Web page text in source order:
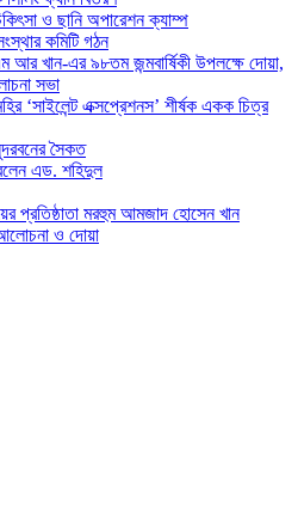
ও ছানি অপারেশন ক্যাম্প
কমিটি গঠন
খান-এর ৯৮তম জন্মবার্ষিকী উপলক্ষে দোয়া,
সভা
‘সাইলেন্ট এক্সপ্রেশনস’ শীর্ষক একক চিত্র
সৈকত
এড. শহিদুল
প্রতিষ্ঠাতা মরহুম আমজাদ হোসেন খান
ও দোয়া